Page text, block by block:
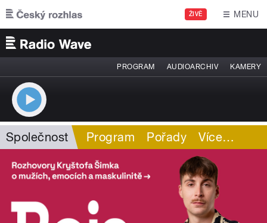
Přejít k hlavnímu obsahu
ŽIVĚ MENU
PROGRAM AUDIOARCHIV KAMERY
Společnost Program Pořady Více…